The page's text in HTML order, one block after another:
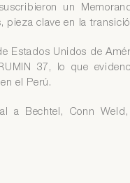
un
clave en la
Estados Unidos de
37, lo que
el Perú.
a Bechtel, Conn